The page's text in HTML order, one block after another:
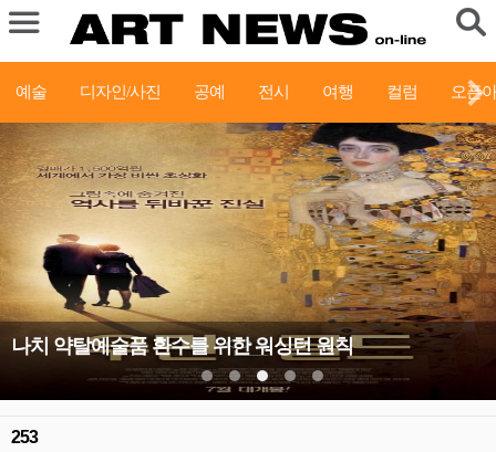
예술 디자인/사진 공예 전시 여행 컬럼 오픈
나치 약탈예술품 환수를 위한 워싱턴 원칙
253